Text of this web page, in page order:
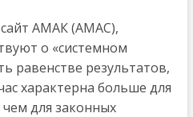
АМАК (АМАС),
о «системном
равенстве результатов,
характерна больше для
для законных